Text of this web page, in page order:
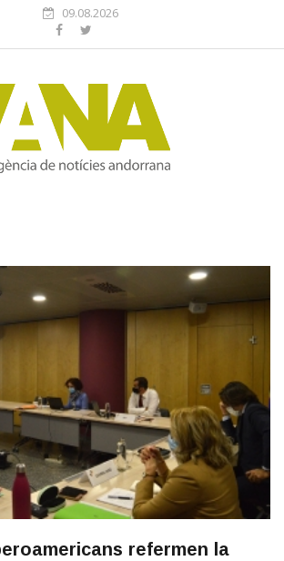
09.08.2026
refermen la